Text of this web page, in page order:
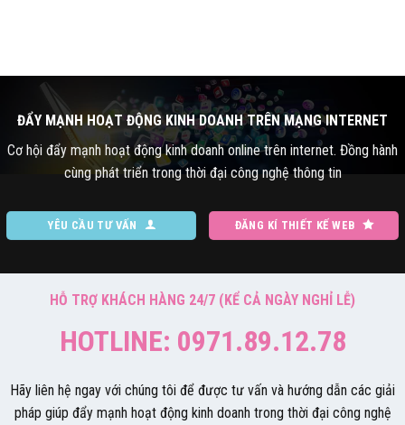
ĐẨY MẠNH HOẠT ĐỘNG KINH DOANH TRÊN MẠNG INTERNET
Cơ hội đẩy mạnh hoạt động kinh doanh online trên internet. Đồng hành
cùng phát triển trong thời đại công nghệ thông tin
YÊU CẦU TƯ VẤN ĐĂNG KÍ THIẾT KẾ WEB
HỖ TRỢ KHÁCH HÀNG 24/7 (KỂ CẢ NGÀY NGHỈ LỄ)
HOTLINE: 0971.89.12.78
Hãy liên hệ ngay với chúng tôi để được tư vấn và hướng dẫn các giải
pháp giúp đẩy mạnh hoạt động kinh doanh trong thời đại công nghệ